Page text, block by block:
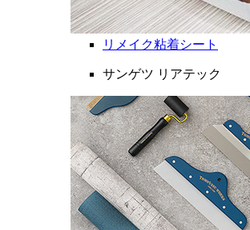
リメイク粘着シート
サンゲツ リアテック